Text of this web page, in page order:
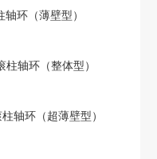
轴环（薄壁型）
柱轴环（整体型）
轴环（超薄壁型）